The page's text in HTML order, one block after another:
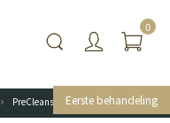
Eerste behandeling
0
PreCleanse